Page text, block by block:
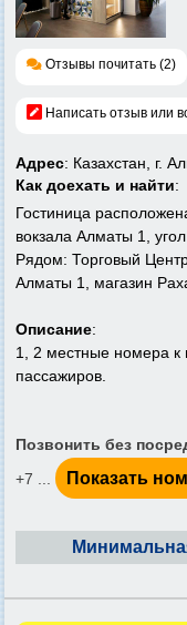
Отзывы почитать (2)
Написать отзыв или
Адрес: Казахстан, г.
Как доехать и найти:
Гостиница
вокзала Алматы 1,
Рядом: Торговый
Алматы 1, магазин
Описание:
1, 2 местные номера к
пассажиров.
Позвонить без
+7 ...
Показать